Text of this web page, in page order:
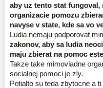
aby uz tento stat fungoval,
organizacie pomozu
navyse v state, kde sa vo
Ludia nemaju podporovat
zakonov, aby sa ludia
maju zbierat na pomoc
Takze take mimovladne
socialnej pomoci je zly.
Potialto su teda zbytocne a